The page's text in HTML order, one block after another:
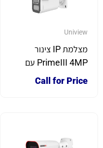
Uniview
מצלמת IP צינור
PrimeIII 4MP עם
צבע מלא בלילה
Call for Price